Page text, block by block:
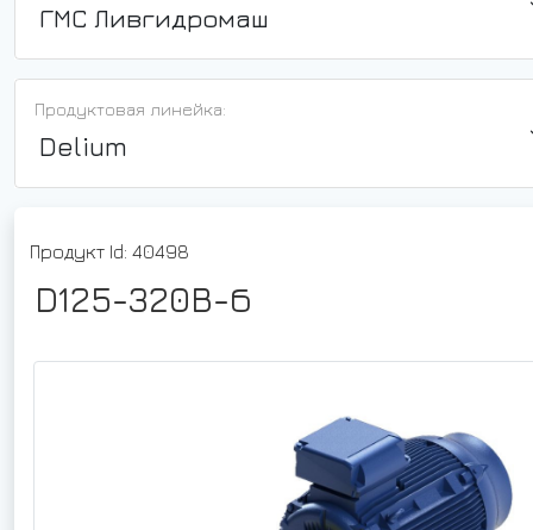
ГМС Ливгидромаш
Продуктовая линейка:
Delium
Продукт Id: 40498
D125-320B-б